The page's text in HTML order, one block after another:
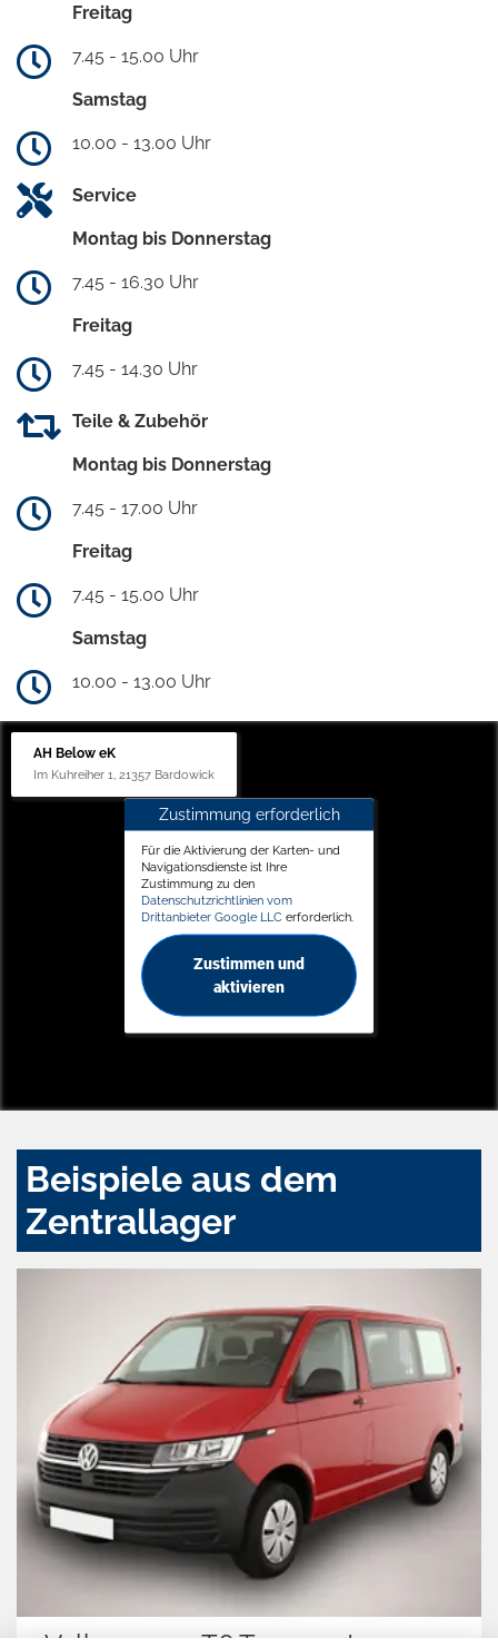
Freitag
7.45 - 15.00 Uhr
Samstag
10.00 - 13.00 Uhr
Service
Montag bis Donnerstag
7.45 - 16.30 Uhr
Freitag
7.45 - 14.30 Uhr
Teile & Zubehör
Montag bis Donnerstag
7.45 - 17.00 Uhr
Freitag
7.45 - 15.00 Uhr
Samstag
10.00 - 13.00 Uhr
AH Below eK
Im Kuhreiher 1, 21357 Bardowick
Zustimmung erforderlich
Für die Aktivierung der Karten- und
Navigationsdienste ist Ihre
Zustimmung zu den
Datenschutzrichtlinien vom
Drittanbieter Google LLC erforderlich.
Zustimmen und
aktivieren
Beispiele aus dem
Zentrallager